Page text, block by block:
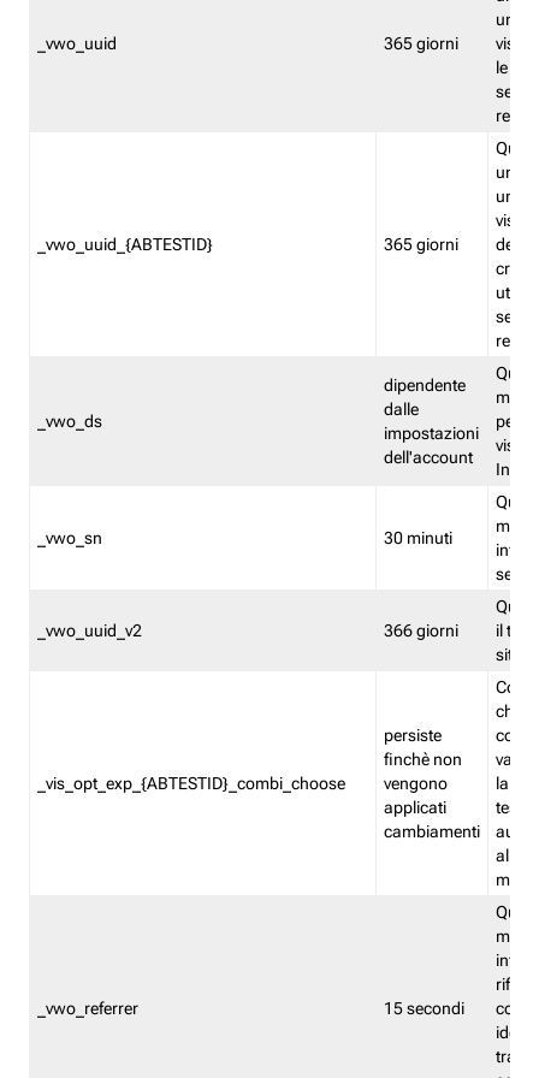
_vwo_uuid 365 giorni
le
_vwo_uuid_{ABTESTID} 365 giorni
un
del
_vwo_ds
dipendente
dalle
impostazioni
dell'account
_vwo_sn 30 minuti
_vwo_uuid_v2 366 giorni
il
sito
_vis_opt_exp_{ABTESTID}_combi_choose
persiste
finchè non
vengono
applicati
cambiamenti
che
la
test.
_vwo_referrer 15 secondi